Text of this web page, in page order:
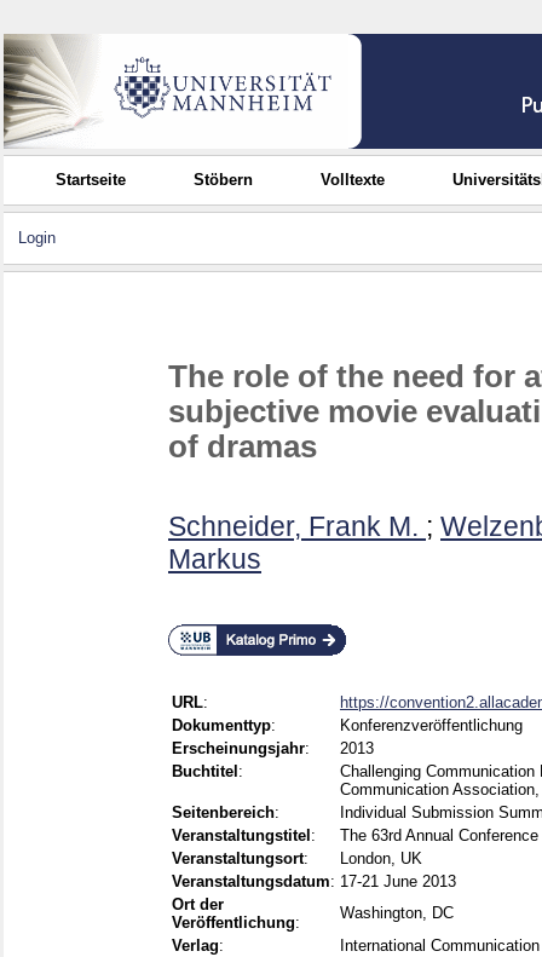
Startseite Stöbern Volltexte
Login
The role of the need for
subjective movie
of dramas
Schneider, Frank M. ;
Markus
URL:
https://
Dokumenttyp:
Konferenzveröffentlichung
Erscheinungsjahr:
2013
Buchtitel :
Challenging
Communication
Seitenbereich:
Individual Submission
Veranstaltungstitel :
The 63rd Annual
Veranstaltungsort:
London, UK
Veranstaltungsdatum: 17-21 June 2013
Ort der
Veröffentlichung:
Washington, DC
Verlag:
International